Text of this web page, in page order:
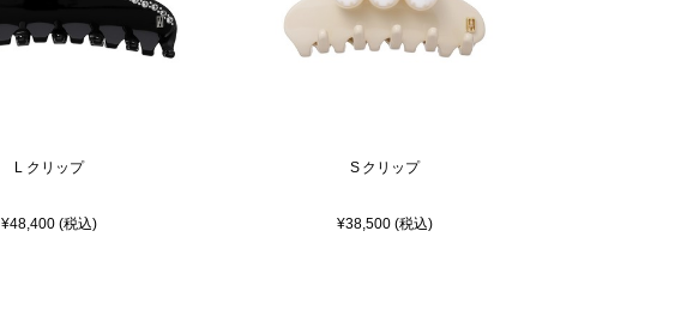
L クリップ
¥48,400 (税込)
S クリップ
¥38,500 (税込)